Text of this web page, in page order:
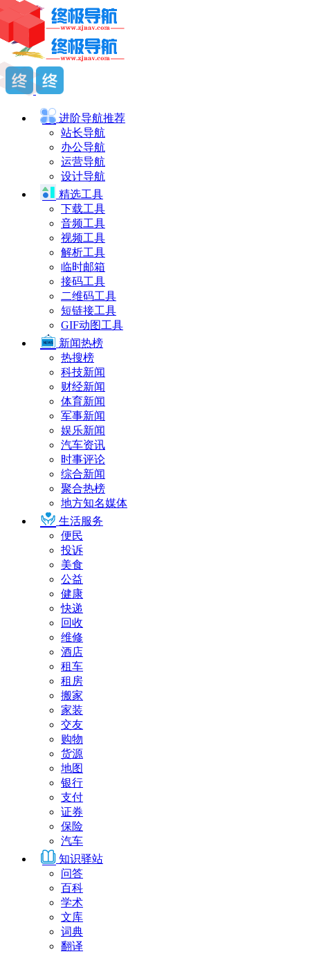
进阶导航推荐
站长导航
办公导航
运营导航
设计导航
精选工具
下载工具
音频工具
视频工具
解析工具
临时邮箱
接码工具
二维码工具
短链接工具
GIF动图工具
新闻热榜
热搜榜
科技新闻
财经新闻
体育新闻
军事新闻
娱乐新闻
汽车资讯
时事评论
综合新闻
聚合热榜
地方知名媒体
生活服务
便民
投诉
美食
公益
健康
快递
回收
维修
酒店
租车
租房
搬家
家装
交友
购物
货源
地图
银行
支付
证券
保险
汽车
知识驿站
问答
百科
学术
文库
词典
翻译